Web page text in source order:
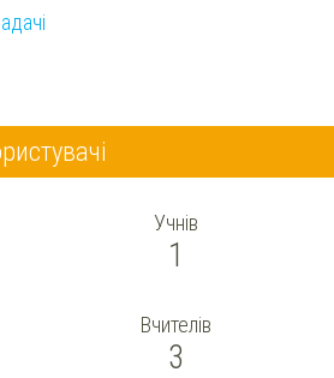
Учнів
1
Вчителів
3